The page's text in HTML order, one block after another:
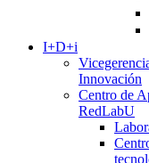
I+D+i
Innovación
Centro de
RedLabU